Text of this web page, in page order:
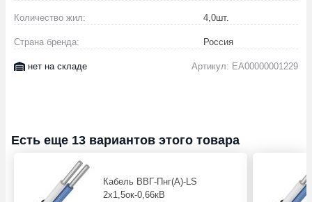
Количество жил: 4,0шт.
Страна бренда: Россия
нет на складе Артикул: EA00000001229
Есть еще 13 вариантов этого товара
Кабель ВВГ-Пнг(А)-LS
2х1,5ок-0,66кВ